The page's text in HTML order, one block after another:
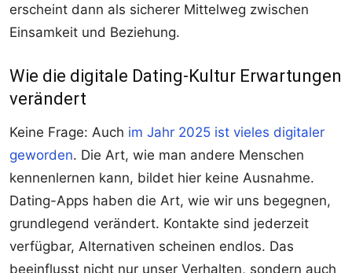
erscheint dann als sicherer Mittelweg zwischen
Einsamkeit und Beziehung.
Wie die digitale Dating-Kultur Erwartungen
verändert
Keine Frage: Auch im Jahr 2025 ist vieles digitaler
geworden. Die Art, wie man andere Menschen
kennenlernen kann, bildet hier keine Ausnahme.
Dating-Apps haben die Art, wie wir uns begegnen,
grundlegend verändert. Kontakte sind jederzeit
verfügbar, Alternativen scheinen endlos. Das
beeinflusst nicht nur unser Verhalten, sondern auch